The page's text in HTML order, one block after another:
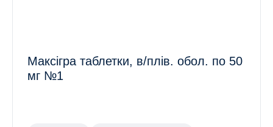
Максігра таблетки, в/плів. обол. по 50
мг №1